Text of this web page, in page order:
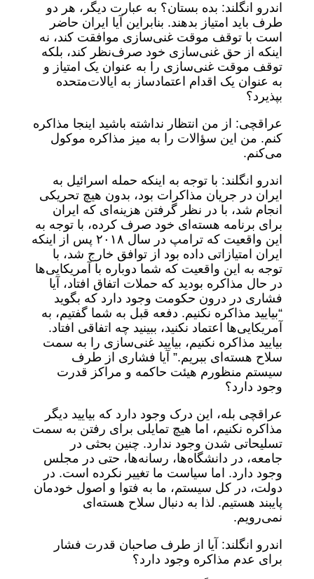
اندرو انگلند: بده بستان؟ به عبارت دیگر، هر دو
طرف باید امتیاز بدهند. بنابراین آیا ایران حاضر
است با توقف موقت غنی‌سازی موافقت کند، نه
اینکه از حق غنی‌سازی خود صرف‌نظر کند، بلکه
توقف موقت غنی‌سازی را به عنوان یک امتیاز و
به عنوان یک اقدام اعتمادساز به ایالات‌متحده
بپذیرد؟
عراقچی: از من انتظار نداشته باشید اینجا مذاکره
کنم. من این سؤالات را به میز مذاکره موکول
می‌کنم.
اندرو انگلند: با توجه به اینکه حمله اسرائیل به
ایران در جریان مذاکرات بود، بدون هیچ تحریکی
انجام شد، با در نظر گرفتن هزینه‌ای که ایران
برای برنامه هسته‌ای خود صرف کرده، با توجه به
این واقعیت که ترامپ در سال ۲۰۱۸ پس از اینکه
ایران امتیازاتی داده بود از توافق خارج شد، با
توجه به این واقعیت که شما دوباره با آمریکایی‌ها
در حال مذاکره بودید که حملات اتفاق افتاد، آیا
فشاری در درون حکومت وجود دارد که بگوید
“بیایید مذاکره نکنیم. دفعه قبل به شما گفتیم، به
آمریکایی‌ها اعتماد نکنید، ببینید چه اتفاقی افتاد.
بیایید مذاکره نکنیم، بیایید غنی‌سازی را به سمت
سلاح هسته‌ای ببریم.” آیا فشاری از طرف
سیستم منظورم هیئت حاکمه و مراکز قدرت
وجود دارد؟
عراقچی بله، این درک وجود دارد که بیایید دیگر
مذاکره نکنیم، اما هیچ تمایلی برای رفتن به سمت
تسلیحاتی شدن وجود ندارد. چنین بحثی در
جامعه، در دانشگاه‌ها، رسانه‌ها، حتی در مجلس
وجود دارد. اما سیاست ما تغییر نکرده است. در
دولت، در کل سیستم، ما به فتوا و اصول خودمان
پایبند هستیم. لذا به دنبال سلاح هسته‌ای
نمی‌رویم.
اندرو انگلند: آیا از طرف صاحبان قدرت فشار
برای عدم مذاکره وجود دارد؟